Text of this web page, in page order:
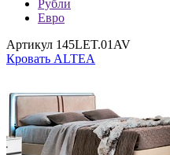
Рубли
Евро
Артикул 145LET.01AV
Кровать ALTEA